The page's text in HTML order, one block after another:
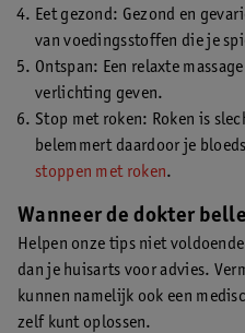
Eet gezond: Gezond en
van voedingsstoffen die je
Ontspan: Een relaxte
verlichting geven.
Stop met roken: Roken is
belemmert daardoor je
stoppen met roken.
Wanneer de dokter
Helpen onze tips niet
dan je huisarts voor advies.
kunnen namelijk ook een
zelf kunt oplossen.